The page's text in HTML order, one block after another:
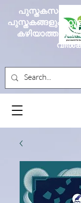
പുസ്തകസദ്യ
പുസ്തകങ്ങളും
കഴിയാത്ത